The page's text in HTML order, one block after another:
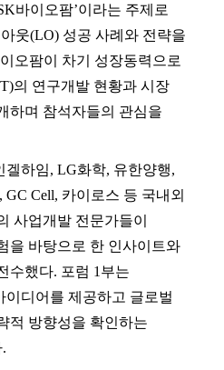
바이오팜’이라는 주제로
아웃(LO) 성공 사례와 전략을
오팜이 차기 성장동력으로
의 연구개발 현황과 시장
하며 참석자들의 관심을
겔하임, LG화학, 유한양행,
, GC Cell, 카이로스 등 국내외
사업개발 전문가들이
을 바탕으로 한 인사이트와
수했다. 포럼 1 부는
이디어를 제공하고 글로벌
적 방향성을 확인하는
.